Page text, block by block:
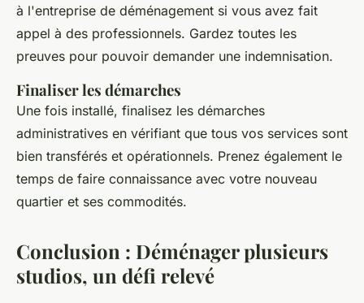
à l'entreprise de déménagement si vous avez fait
appel à des professionnels. Gardez toutes les
preuves pour pouvoir demander une indemnisation.
Finaliser les démarches
Une fois installé, finalisez les démarches
administratives en vérifiant que tous vos services sont
bien transférés et opérationnels. Prenez également le
temps de faire connaissance avec votre nouveau
quartier et ses commodités.
Conclusion : Déménager plusieurs
studios, un défi relevé